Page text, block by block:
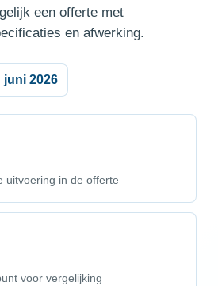
een offerte met
en afwerking.
juni 2026
uitvoering in de offerte
voor vergelijking